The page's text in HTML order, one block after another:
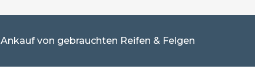
Ankauf von gebrauchten Reifen & Felgen